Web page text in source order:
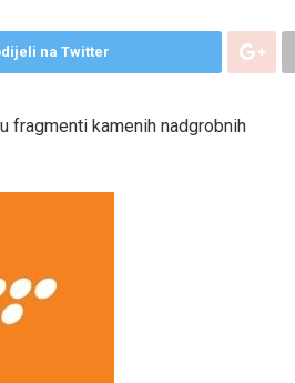
na Twitter
fragmenti kamenih nadgrobnih